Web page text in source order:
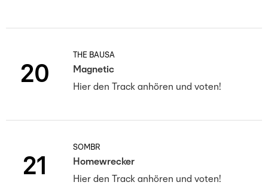
20
THE BAUSA
Magnetic
Hier den Track anhören und voten!
21
SOMBR
Homewrecker
Hier den Track anhören und voten!